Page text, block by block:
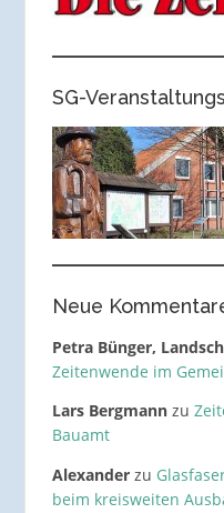
SG-
Neue
Petra Bünger,
Zeitenwende im
Lars Bergmannzu
Bauamt
Alexanderzu
beim kreisweiten